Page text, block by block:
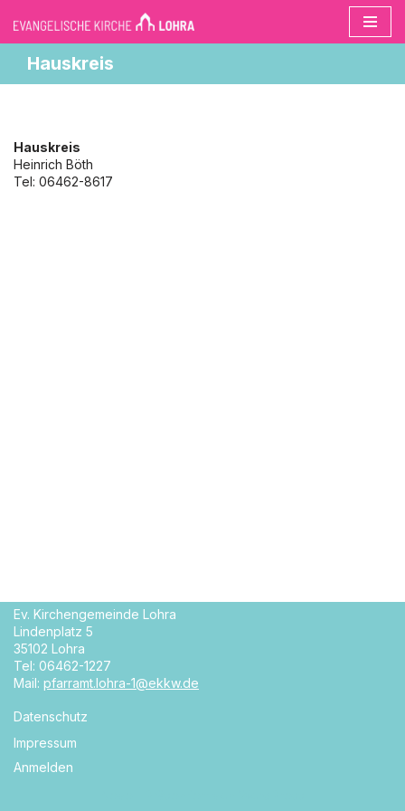
Zum
Inhalt
springen
Hauskreis
Hauskreis
Heinrich Böth
Tel: 06462-8617
Ev. Kirchengemeinde Lohra
Lindenplatz 5
35102 Lohra
Tel: 06462-1227
Mail: pfarramt.lohra-1@ekkw.de
Datenschutz
Impressum
Anmelden